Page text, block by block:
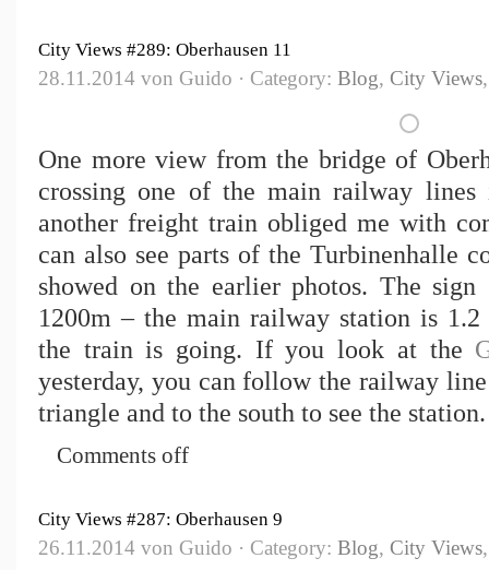
City Views #289: Oberhausen 11
28.11.2014 von Guido · Category: Blog, City Views
One more view from the bridge of
crossing one of the main railway
another freight train obliged me with
can also see parts of the Turbinenhalle
showed on the earlier photos. The
1200m – the main railway station is
the train is going. If you look at the
yesterday, you can follow the railway
triangle and to the south to see the station.
Comments off
City Views #287: Oberhausen 9
26.11.2014 von Guido · Category: Blog, City Views